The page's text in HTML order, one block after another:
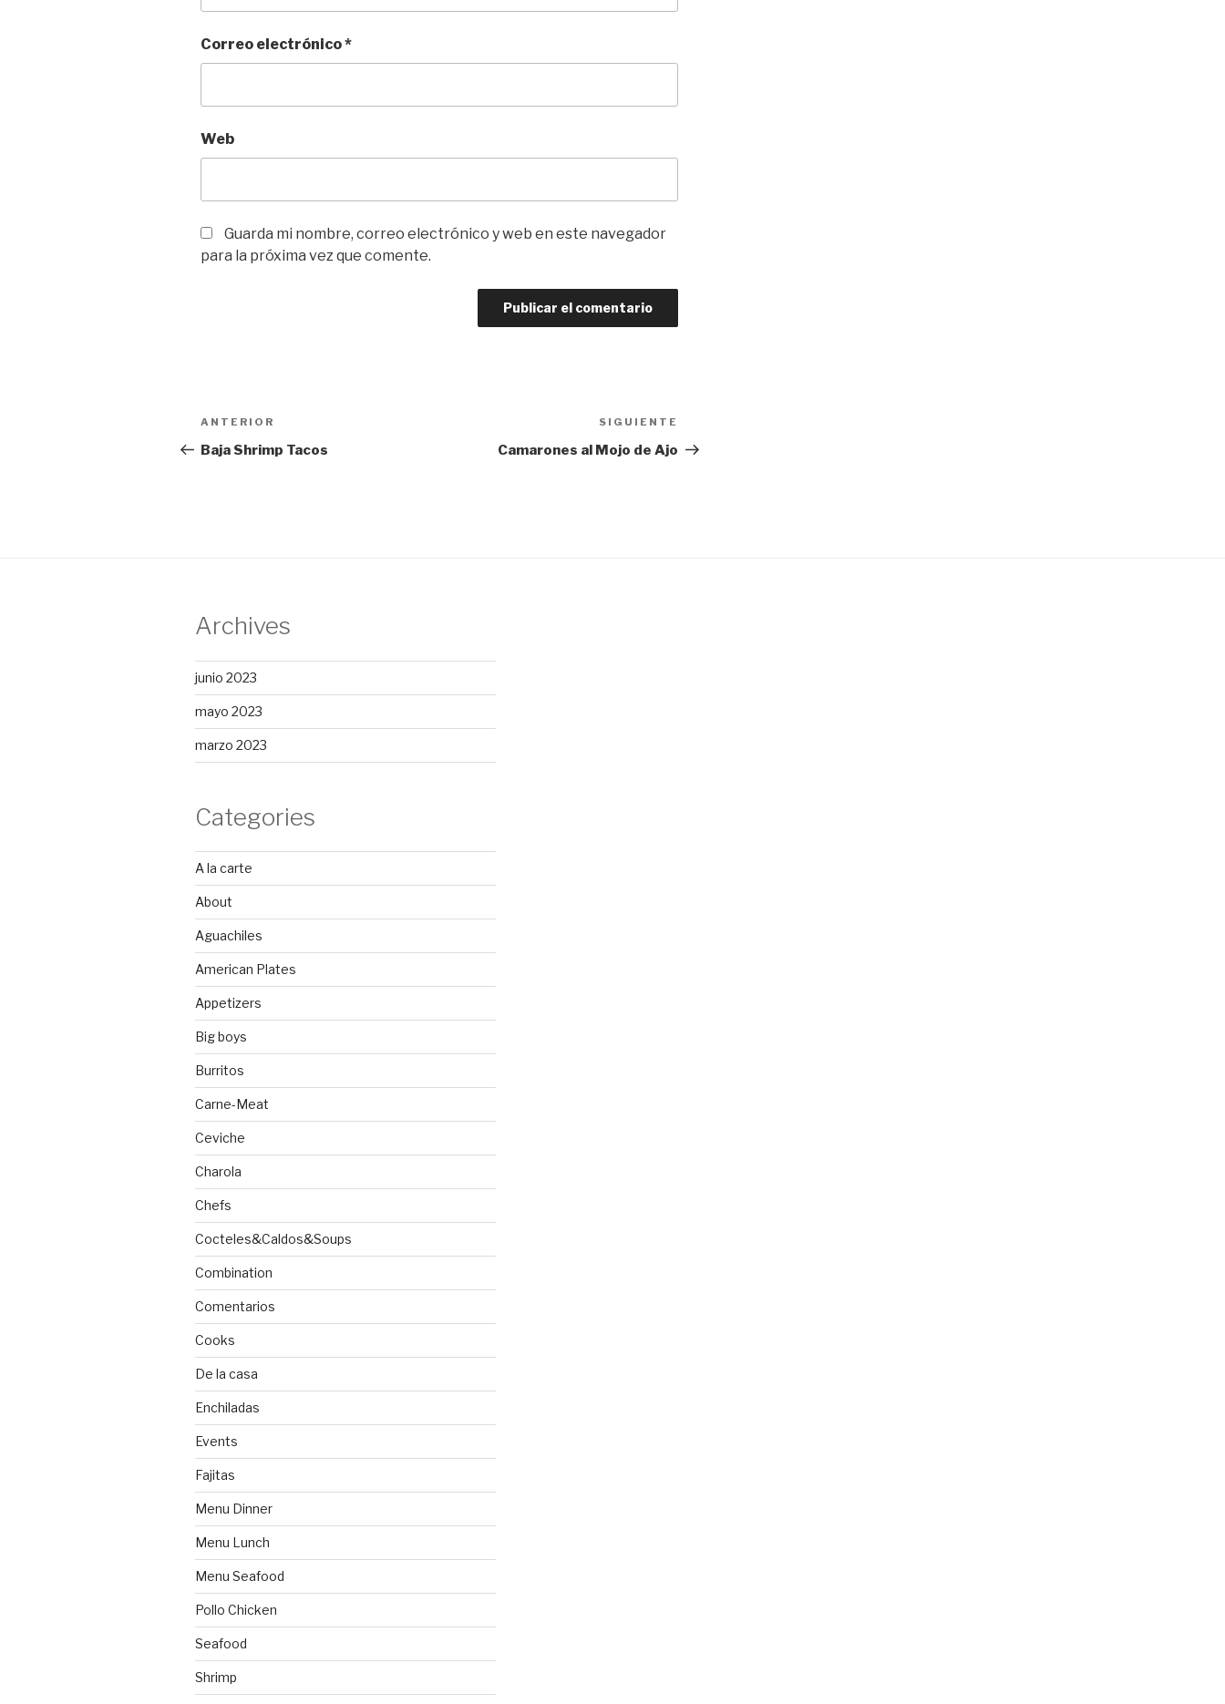
Correo electrónico*
Web
Guarda mi nombre, correo electrónico y web en este navegador
para la próxima vez que comente.
Navegación
de
Entrada
anterior:
ANTERIOR
Baja Shrimp Tacos
entrada
SIGUIENTE
Camarones al Mojo de Ajo
Archives
junio 2023
mayo 2023
marzo 2023
Categories
A la carte
About
Aguachiles
American Plates
Appetizers
Big boys
Burritos
Carne-Meat
Ceviche
Charola
Chefs
Cocteles&Caldos&Soups
Combination
Comentarios
Cooks
De la casa
Enchiladas
Events
Fajitas
Menu Dinner
Menu Lunch
Menu Seafood
Pollo Chicken
Seafood
Shrimp